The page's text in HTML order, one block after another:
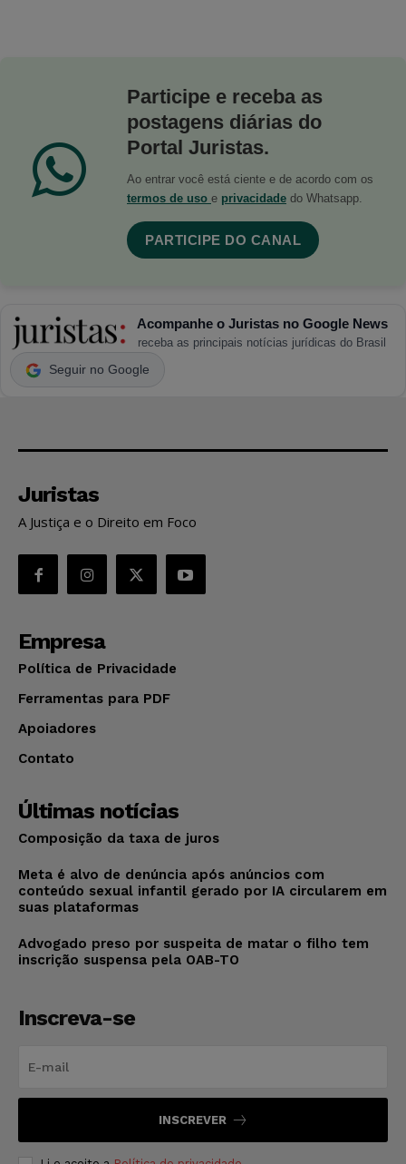
Participe e receba as
postagens diárias do
Portal Juristas.
Ao entrar você está ciente e de acordo com os
termos de uso e privacidade do Whatsapp.
PARTICIPE DO CANAL
Acompanhe o Juristas no Google News
receba as principais notícias jurídicas do Brasil
Seguir no Google
Juristas
A Justiça e o Direito em Foco
Empresa
Política de Privacidade
Ferramentas para PDF
Apoiadores
Contato
Últimas notícias
Composição da taxa de juros
Meta é alvo de denúncia após anúncios com
conteúdo sexual infantil gerado por IA circularem em
suas plataformas
Advogado preso por suspeita de matar o filho tem
inscrição suspensa pela OAB-TO
Inscreva-se
INSCREVER